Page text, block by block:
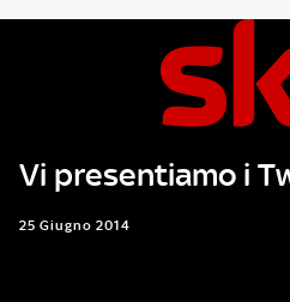
Cos’altro vedere:
PROGRAMMI SKY
SKY.IT
Vi presentiamo i
25 Giugno 2014